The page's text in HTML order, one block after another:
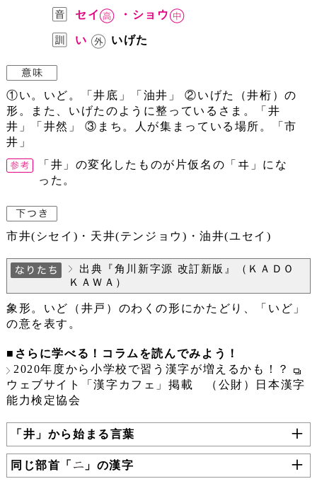
セイ
・ショウ
い
いげた
①い。いど。「井底」「油井」 ②いげた（井桁）の
形。また、いげたのように整っているさま。「井
井」「井然」 ③まち。人が集まっている場所。「市
井」
「井」の変化したものが片仮名の「ヰ」にな
った。
市井(シセイ)・天井(テンジョウ)・油井(ユセイ)
出典『角川新字源 改訂新版』（ＫＡＤＯ
ＫＡＷＡ）
象形。いど（井戸）のわくの形にかたどり、「いど」
の意を表す。
■さらに学べる！コラムを読んでみよう！
2020年度から小学校で習う漢字が増えるかも！？
ウェブサイト「漢字カフェ」掲載 （公財）日本漢字
能力検定協会
「井」から始まる言葉
同じ部首「 」の漢字